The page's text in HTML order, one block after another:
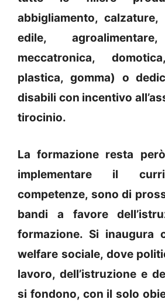
abbigliamento, calzature,
edile,
meccatronica,
plastica, gomma) o
disabili con incentivo
tirocinio.
La formazione resta
implementare il
competenze, sono di
bandi a favore
formazione. Si inaugura
welfare sociale, dove
lavoro, dell’istruzione e
si fondono, con il solo